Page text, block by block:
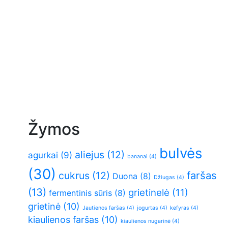
Žymos
agurkai (9) aliejus (12) bananai (4)
bulvės
(30) cukrus (12) Duona (8) Džiugas (4) faršas
(13) fermentinis sūris (8) grietinelė (11)
grietinė (10) Jautienos faršas (4) jogurtas (4) kefyras (4)
kiaulienos faršas (10) kiaulienos nugarinė (4)